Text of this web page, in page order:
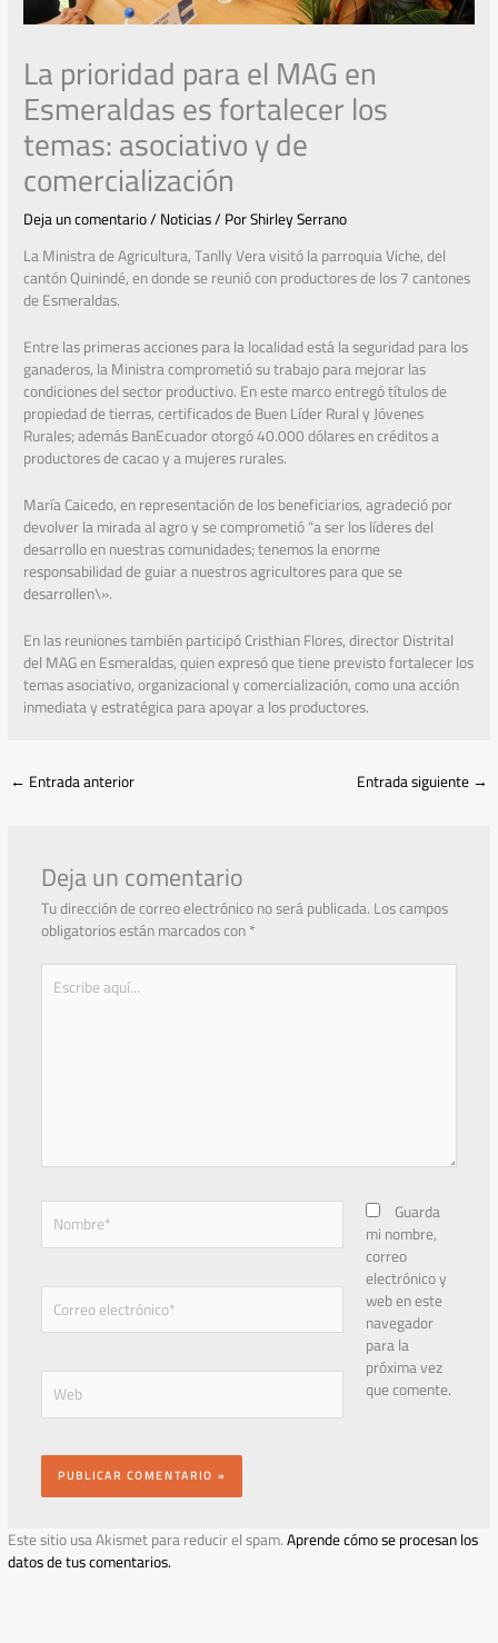
La prioridad para el MAG en
Esmeraldas es fortalecer los
temas: asociativo y de
comercialización
Deja un comentario/Noticias/ PorShirley Serrano
La Ministra de Agricultura, Tanlly Vera visitó la parroquia Viche, del
cantón Quinindé, en donde se reunió con productores de los 7 cantones
de Esmeraldas.
Entre las primeras acciones para la localidad está la seguridad para los
ganaderos, la Ministra comprometió su trabajo para mejorar las
condiciones del sector productivo. En este marco entregó títulos de
propiedad de tierras, certificados de Buen Líder Rural y Jóvenes
Rurales; además BanEcuador otorgó 40.000 dólares en créditos a
productores de cacao y a mujeres rurales.
María Caicedo, en representación de los beneficiarios, agradeció por
devolver la mirada al agro y se comprometió “a ser los líderes del
desarrollo en nuestras comunidades; tenemos la enorme
responsabilidad de guiar a nuestros agricultores para que se
desarrollen\».
En las reuniones también participó Cristhian Flores, director Distrital
del MAG en Esmeraldas, quien expresó que tiene previsto fortalecer los
temas asociativo, organizacional y comercialización, como una acción
inmediata y estratégica para apoyar a los productores.
← Entrada anterior Entrada siguiente→
Deja un comentario
Tu dirección de correo electrónico no será publicada.Los campos
obligatorios están marcados con*
Escribe
aquí...
Nombre*
Correo
electrónico*
Web
Guarda
mi nombre,
correo
electrónico y
web en este
navegador
para la
próxima vez
que comente.
Este sitio usa Akismet para reducir el spam.Aprende cómo se procesan los
datos de tus comentarios.